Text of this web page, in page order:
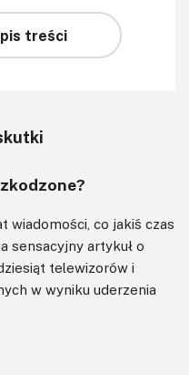
treści
wiadomości, co jakiś czas
sensacyjny artykuł o
telewizorów i
w wyniku uderzenia